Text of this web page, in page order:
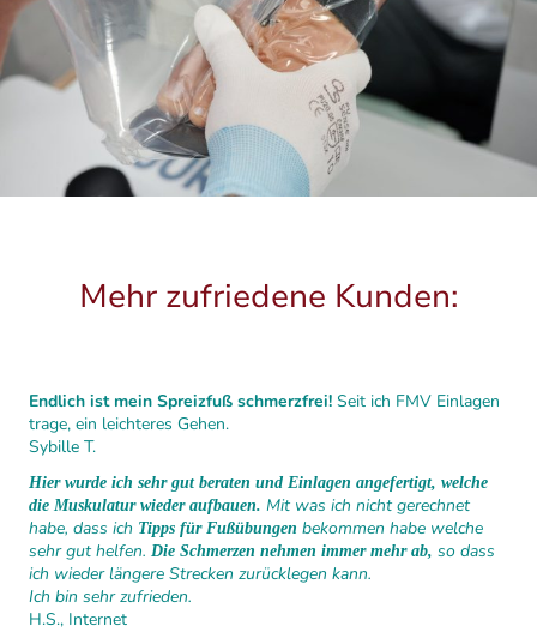
Mehr zufriedene Kunden:
Endlich ist mein Spreizfuß schmerzfrei! Seit ich FMV Einlagen
trage, ein leichteres Gehen.
Sybille T.
Hier wurde ich sehr gut beraten und Einlagen angefertigt, welche
die Muskulatur wieder aufbauen. Mit was ich nicht gerechnet
habe, dass ich Tipps für Fußübungen bekommen habe welche
sehr gut helfen. Die Schmerzen nehmen immer mehr ab, so dass
ich wieder längere Strecken zurücklegen kann.
Ich bin sehr zufrieden.
H.S., Internet